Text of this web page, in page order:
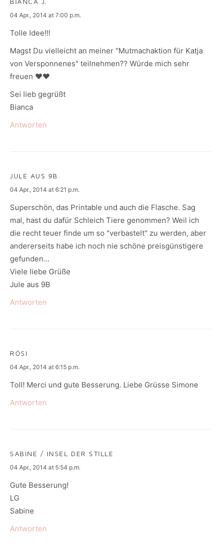
says:
04 Apr., 2014 at 7:00 p.m.
Tolle Idee!!!
Magst Du vielleicht an meiner "Mutmachaktion für Katja
von Versponnenes" teilnehmen?? Würde mich sehr
freuen ♥♥
Sei lieb gegrüßt
Bianca
Antworten
JULE AUS 9B
says:
04 Apr., 2014 at 6:21 p.m.
Superschön, das Printable und auch die Flasche. Sag
mal, hast du dafür Schleich Tiere genommen? Weil ich
die recht teuer finde um so "verbastelt" zu werden, aber
andererseits habe ich noch nie schöne preisgünstigere
gefunden…
Viele liebe Grüße
Jule aus 9B
Antworten
RÖSI
says:
04 Apr., 2014 at 6:15 p.m.
Toll! Merci und gute Besserung. Liebe Grüsse Simone
Antworten
SABINE / INSEL DER STILLE
says:
04 Apr., 2014 at 5:54 p.m.
Gute Besserung!
LG
Sabine
Antworten